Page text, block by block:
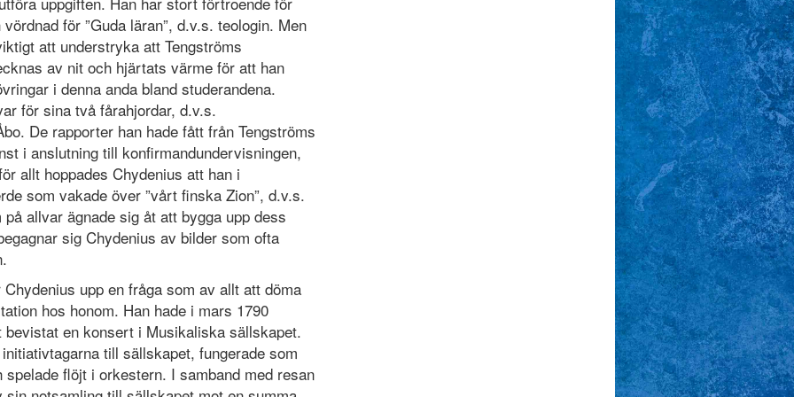
för ”Guda läran”, d.v.s. teologin. Men
att understryka att Tengströms
av nit och hjärtats värme för att han
i denna anda bland studerandena.
för sina två fårahjordar, d.v.s.
De rapporter han hade fått från Tengströms
i anslutning till konfirmandundervisningen,
allt hoppades Chydenius att han i
som vakade över ”vårt finska Zion”, d.v.s.
allvar ägnade sig åt att bygga upp dess
sig Chydenius av bilder som ofta
upp en fråga som av allt att döma
hos honom. Han hade i mars 1790
bevistat en konsert i Musikaliska sällskapet.
till sällskapet, fungerade som
flöjt i orkestern. I samband med resan